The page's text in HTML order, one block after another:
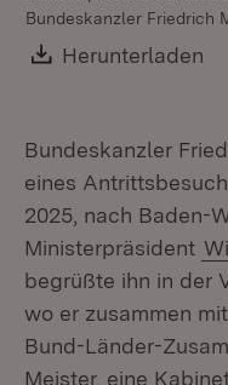
Bundeskanzler Friedrich
Download:
Herunterladen
Bundeskanzler
eines
2025, nach Baden-
Ministerpräsident
begrüßte ihn in der
wo er zusammen
Bund-Länder-
Meister, eine